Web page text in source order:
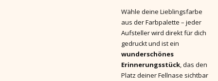
Wähle deine Lieblingsfarbe
aus der Farbpalette – jeder
Aufsteller wird direkt für dich
gedruckt und ist ein
wunderschönes
Erinnerungsstück, das den
Platz deiner Fellnase sichtbar